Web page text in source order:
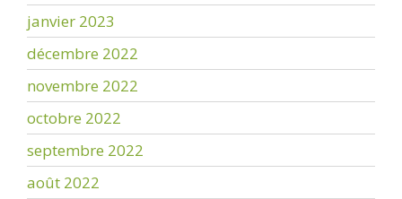
janvier 2023
décembre 2022
novembre 2022
octobre 2022
septembre 2022
août 2022